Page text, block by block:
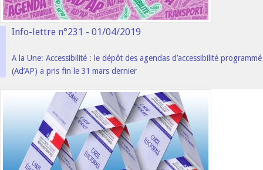
Info-lettre n°231 - 01/04/2019
A la Une: Accessibilité : le dépôt des agendas d’accessibilité programmé
(Ad’AP) a pris fin le 31 mars dernier